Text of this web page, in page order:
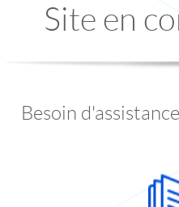
Site en
Besoin